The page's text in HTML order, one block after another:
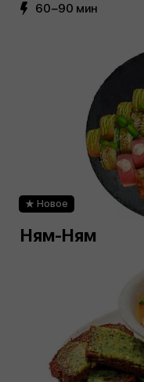
60−90 мин
Новое
Ням-Ням